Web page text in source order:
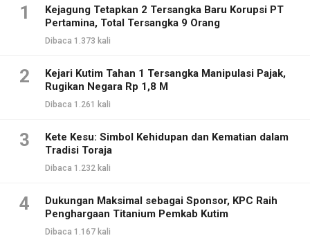
1
Kejagung Tetapkan 2 Tersangka Baru Korupsi PT
Pertamina, Total Tersangka 9 Orang
Dibaca 1.373 kali
2
Kejari Kutim Tahan 1 Tersangka Manipulasi Pajak,
Rugikan Negara Rp 1,8 M
Dibaca 1.261 kali
3
Kete Kesu: Simbol Kehidupan dan Kematian dalam
Tradisi Toraja
Dibaca 1.232 kali
4
Dukungan Maksimal sebagai Sponsor, KPC Raih
Penghargaan Titanium Pemkab Kutim
Dibaca 1.167 kali